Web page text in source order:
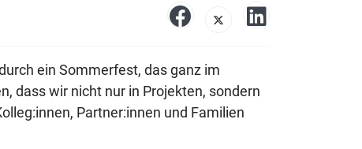
ein Sommerfest, das ganz im
dass wir nicht nur in Projekten, sondern
Partner:innen und Familien